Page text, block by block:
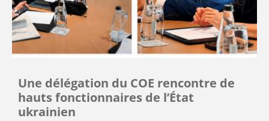
Une délégation du COE rencontre de
hauts fonctionnaires de l’État
ukrainien